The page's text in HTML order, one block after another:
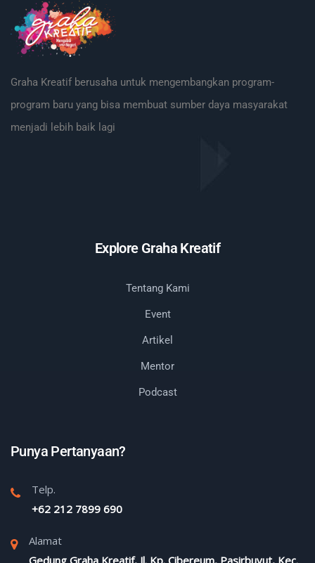
Graha Kreatif berusaha untuk mengembangkan program-
program baru yang bisa membuat sumber daya masyarakat
menjadi lebih baik lagi
Explore Graha Kreatif
Tentang Kami
Event
Artikel
Mentor
Podcast
Punya Pertanyaan?
Telp.
+62 212 7899 690
Alamat
Gedung Graha Kreatif, Jl. Kp. Cibereum, Pasirbuyut, Kec.